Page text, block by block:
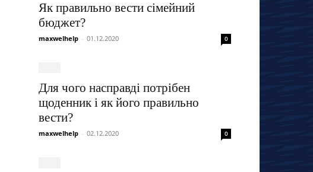
Як правильно вести сімейний
бюджет?
maxwelhelp - 01.12.2020 0
Для чого насправді потрібен
щоденник і як його правильно
вести?
maxwelhelp - 02.12.2020 0